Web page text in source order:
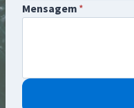
Mensagem *